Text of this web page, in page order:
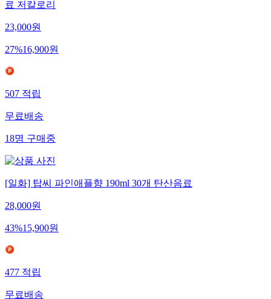
료 저칼로리
23,000원
27%16,900원
507적립
무료배송
18명구매중
[일화] 탑씨 파인애플향 190ml 30개 탄산음료
28,000원
43%15,900원
477적립
무료배송